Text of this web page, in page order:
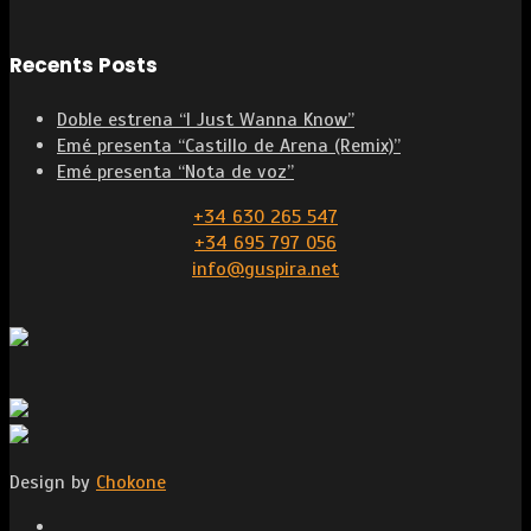
Recents Posts
Doble estrena “I Just Wanna Know”
Emé presenta “Castillo de Arena (Remix)”
Emé presenta “Nota de voz”
+34 630 265 547
+34 695 797 056
info@guspira.net
Design by Chokone